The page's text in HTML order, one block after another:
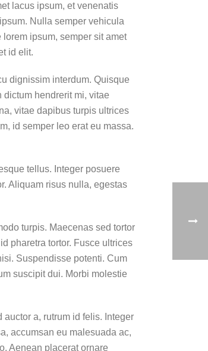
lacus ipsum, et venenatis
Nulla semper vehicula
ipsum, semper sit amet
id elit.
dignissim interdum. Quisque
hendrerit mi, vitae
vitae dapibus turpis ultrices
id semper leo erat eu massa.
tellus. Integer posuere
Aliquam risus nulla, egestas
turpis. Maecenas sed tortor
pharetra tortor. Fusce ultrices
Suspendisse potenti. Cum
suscipit dui. Morbi molestie
a, rutrum id felis. Integer
accumsan eu malesuada ac,
Aenean placerat ornare